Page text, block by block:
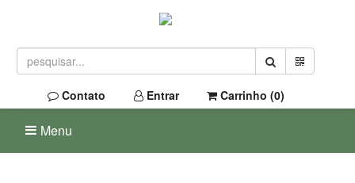
Contato Entrar Carrinho (0)
Menu